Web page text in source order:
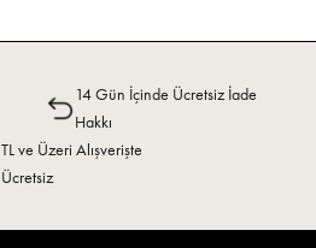
14 Gün İçinde Ücretsiz İade
Hakkı
ve Üzeri Alışverişte